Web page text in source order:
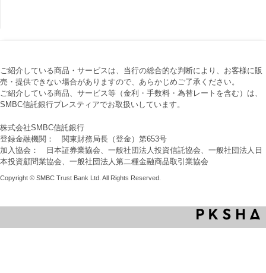
ご紹介している商品・サービスは、当行の総合的な判断により、お客様に販
売・提供できない場合がありますので、あらかじめご了承ください。
ご紹介している商品、サービス等（金利・手数料・為替レートを含む）は、
SMBC信託銀行プレスティアでお取扱いしています。
株式会社SMBC信託銀行
登録金融機関： 関東財務局長（登金）第653号
加入協会： 日本証券業協会、一般社団法人投資信託協会、一般社団法人日
本投資顧問業協会、一般社団法人第二種金融商品取引業協会
Copyright © SMBC Trust Bank Ltd. All Rights Reserved.